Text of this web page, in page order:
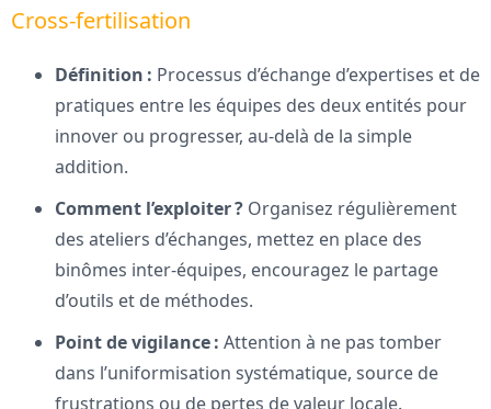
Cross-fertilisation
Définition : Processus d’échange d’expertises et de
pratiques entre les équipes des deux entités pour
innover ou progresser, au-delà de la simple
addition.
Comment l’exploiter ? Organisez régulièrement
des ateliers d’échanges, mettez en place des
binômes inter-équipes, encouragez le partage
d’outils et de méthodes.
Point de vigilance : Attention à ne pas tomber
dans l’uniformisation systématique, source de
frustrations ou de pertes de valeur locale.